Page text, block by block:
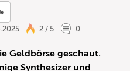
2 / 5 0
Geldbörse geschaut.
Synthesizer und